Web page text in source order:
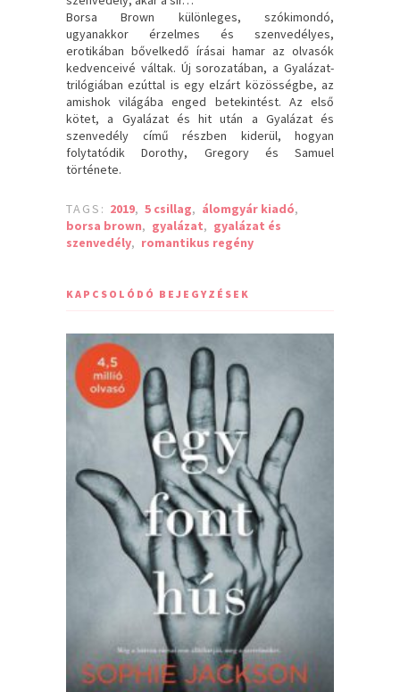
Borsa Brown különleges, szókimondó,
ugyanakkor érzelmes és szenvedélyes,
erotikában bővelkedő írásai hamar az olvasók
kedvenceivé váltak. Új sorozatában, a Gyalázat-
trilógiában ezúttal is egy elzárt közösségbe, az
amishok világába enged betekintést. Az első
kötet, a Gyalázat és hit után a Gyalázat és
szenvedély című részben kiderül, hogyan
folytatódik Dorothy, Gregory és Samuel
története.
TAGS: 2019, 5 csillag, álomgyár kiadó,
borsa brown, gyalázat, gyalázat és
szenvedély, romantikus regény
KAPCSOLÓDÓ BEJEGYZÉSEK